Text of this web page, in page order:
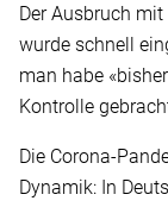
Der Ausbruch
wurde schnell
man habe
Kontrolle
Die Corona-
Dynamik: In